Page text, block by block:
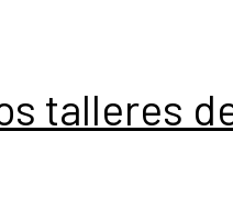
talleres